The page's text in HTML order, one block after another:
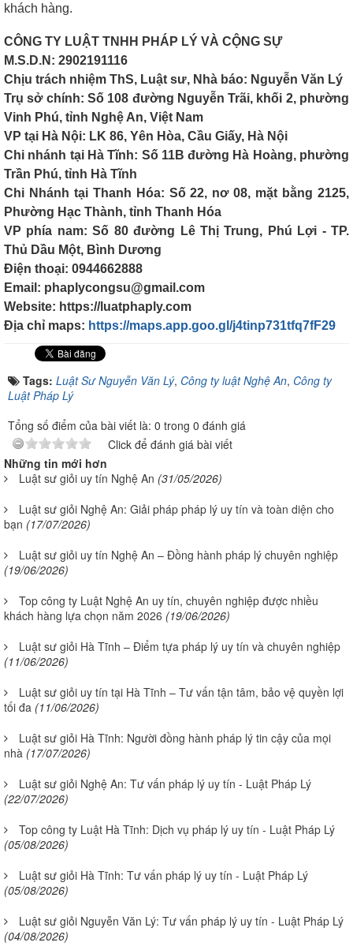
khách hàng.
CÔNG TY LUẬT TNHH PHÁP LÝ VÀ CỘNG SỰ
M.S.D.N: 2902191116
Chịu trách nhiệm ThS, Luật sư, Nhà báo: Nguyễn Văn Lý
Trụ sở chính: Số 108 đường Nguyễn Trãi, khối 2, phường
Vinh Phú, tỉnh Nghệ An, Việt Nam
VP tại Hà Nội: LK 86, Yên Hòa, Cầu Giấy, Hà Nội
Chi nhánh tại Hà Tĩnh: Số 11B đường Hà Hoàng, phường
Trần Phú, tỉnh Hà Tĩnh
Chi Nhánh tại Thanh Hóa: Số 22, nơ 08, mặt bằng 2125,
Phường Hạc Thành, tỉnh Thanh Hóa
VP phía nam: Số 80 đường Lê Thị Trung, Phú Lợi - TP.
Thủ Dầu Một, Bình Dương
Điện thoại: 0944662888
Email: phaplycongsu@gmail.com
Website: https://luatphaply.com
Địa chỉ maps: https://maps.app.goo.gl/j4tinp731tfq7fF29
Tags: Luật Sư Nguyễn Văn Lý, Công ty luật Nghệ An, Công ty
Luật Pháp Lý
Tổng số điểm của bài viết là: 0 trong 0 đánh giá
Click để đánh giá bài viết
Những tin mới hơn
Luật sư giỏi uy tín Nghệ An (31/05/2026)
Luật sư giỏi Nghệ An: Giải pháp pháp lý uy tín và toàn diện cho
bạn (17/07/2026)
Luật sư giỏi uy tín Nghệ An – Đồng hành pháp lý chuyên nghiệp
(19/06/2026)
Top công ty Luật Nghệ An uy tín, chuyên nghiệp được nhiều
khách hàng lựa chọn năm 2026 (19/06/2026)
Luật sư giỏi Hà Tĩnh – Điểm tựa pháp lý uy tín và chuyên nghiệp
(11/06/2026)
Luật sư giỏi uy tín tại Hà Tĩnh – Tư vấn tận tâm, bảo vệ quyền lợi
tối đa (11/06/2026)
Luật sư giỏi Hà Tĩnh: Người đồng hành pháp lý tin cậy của mọi
nhà (17/07/2026)
Luật sư giỏi Nghệ An: Tư vấn pháp lý uy tín - Luật Pháp Lý
(22/07/2026)
Top công ty Luật Hà Tĩnh: Dịch vụ pháp lý uy tín - Luật Pháp Lý
(05/08/2026)
Luật sư giỏi Hà Tĩnh: Tư vấn pháp lý uy tín - Luật Pháp Lý
(05/08/2026)
Luật sư giỏi Nguyễn Văn Lý: Tư vấn pháp lý uy tín - Luật Pháp Lý
(04/08/2026)